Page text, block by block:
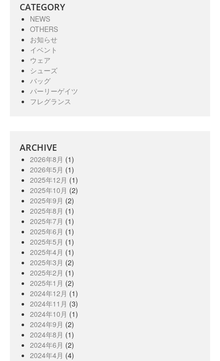
CATEGORY
NEWS
OTHERS
お知らせ
イベント
ウェア
シューズ
バッグ
パーリーゲイツ
フレグランス
ARCHIVE
2026年8月 (1)
2026年5月 (1)
2025年12月 (1)
2025年10月 (2)
2025年9月 (2)
2025年8月 (1)
2025年7月 (1)
2025年6月 (1)
2025年5月 (1)
2025年4月 (1)
2025年3月 (2)
2025年2月 (1)
2025年1月 (2)
2024年12月 (1)
2024年11月 (3)
2024年10月 (1)
2024年9月 (2)
2024年8月 (1)
2024年6月 (2)
2024年4月 (4)